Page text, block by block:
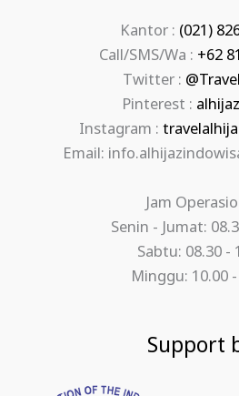
Kantor : (021)
Call/SMS/Wa : +62
Twitter :
Pinterest :
Instagram :
Email:
Jam
Senin - Jumat:
Sabtu: 08.30 -
Minggu: 10.00
Support